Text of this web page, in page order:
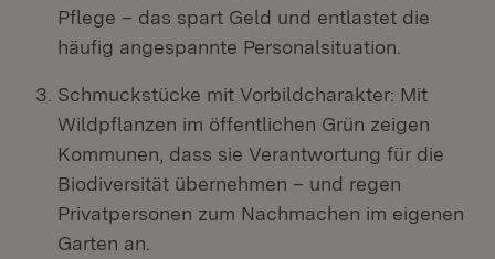
Pflege – das spart Geld und entlastet die
häufig angespannte Personalsituation.
Schmuckstücke mit Vorbildcharakter: Mit
Wildpflanzen im öffentlichen Grün zeigen
Kommunen, dass sie Verantwortung für die
Biodiversität übernehmen – und regen
Privatpersonen zum Nachmachen im eigenen
Garten an.